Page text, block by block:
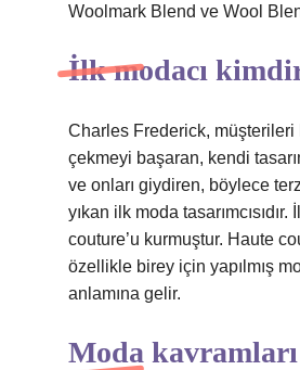
Woolmark Blend ve Wool
İlk modacı
Charles Frederick, müşterileri
çekmeyi başaran, kendi
ve onları giydiren, böylece
yıkan ilk moda tasarımcısıdır.
couture’u kurmuştur. Haute
özellikle birey için yapılmış
anlamına gelir.
Moda kavramları